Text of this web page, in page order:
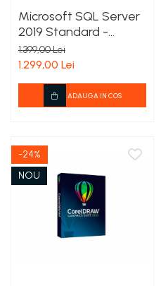
Microsoft SQL Server
2019 Standard -
Licenta permanenta
1.399,00 Lei
1.299,00 Lei
ADAUGA IN COS
-24%
NOU